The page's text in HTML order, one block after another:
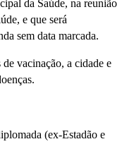
da Saúde, na reunião
e que será
sem data marcada.
vacinação, a cidade e
(ex-Estadão e